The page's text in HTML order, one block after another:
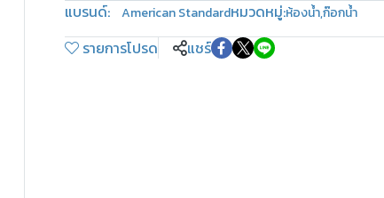
แบรนด์: American Standardหมวดหมู่:ห้องน้ำ,ก๊อกน้ำ
รายการโปรด แชร์